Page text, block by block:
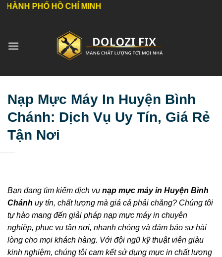
Bỏ
dung
HỒ CHÍ MINH
Nạp Mực Máy In Huyện Bình
Chánh: Dịch Vụ Uy Tín, Giá Rẻ
Tận Nơi
Bạn đang tìm kiếm dịch vụ nạp mực máy in Huyện Bình
Chánh uy tín, chất lượng mà giá cả phải chăng? Chúng tôi
tự hào mang đến giải pháp nạp mực máy in chuyên
nghiệp, phục vụ tận nơi, nhanh chóng và đảm bảo sự hài
lòng cho mọi khách hàng. Với đội ngũ kỹ thuật viên giàu
kinh nghiệm, chúng tôi cam kết sử dụng mực in chất lượng